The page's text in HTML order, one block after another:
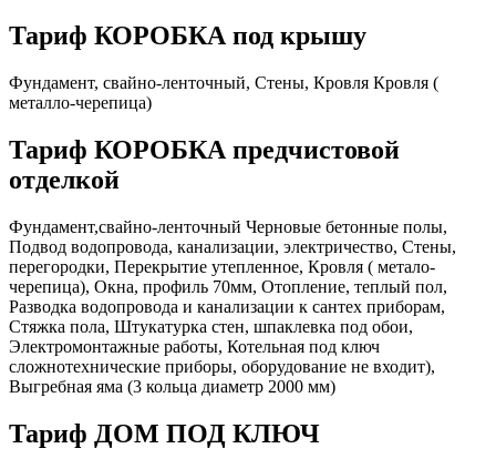
Тариф КОРОБКА под крышу
Фундамент, свайно-ленточный, Стены, Кровля Кровля (
металло-черепица)
Тариф КОРОБКА предчистовой
отделкой
Фундамент,свайно-ленточный Черновые бетонные полы,
Подвод водопровода, канализации, электричество, Стены,
перегородки, Перекрытие утепленное, Кровля ( метало-
черепица), Окна, профиль 70мм, Отопление, теплый пол,
Разводка водопровода и канализации к сантех приборам,
Стяжка пола, Штукатурка стен, шпаклевка под обои,
Электромонтажные работы, Котельная под ключ
сложнотехнические приборы, оборудование не входит),
Выгребная яма (3 кольца диаметр 2000 мм)
Тариф ДОМ ПОД КЛЮЧ